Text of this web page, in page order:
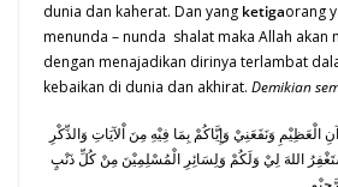
dunia dan kaherat. Dan yang ketigaorang
menunda – nunda shalat maka Allah akan
dengan menajadikan dirinya terlambat
kebaikan di dunia dan akhirat. Demikian
الْعَظِيْمِ وَنَفَعَنِيْ وَإِيَّاكُمْ بِمَا فِيْهِ مِنَ اْلآيَاتِ وَالذِّكْرِ
اللهَ لِيْ وَلَكُمْ وَلِسَائِرِ الْمُسْلِمِيْنَ مِنْ كُلِّ ذَنْبٍ